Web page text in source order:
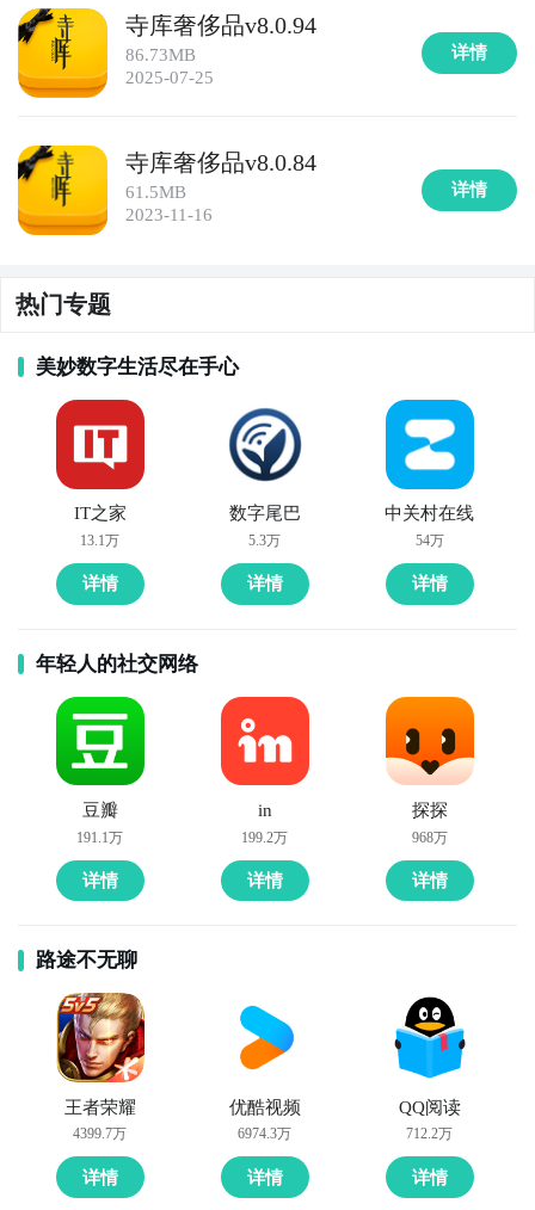
供各类商品的在线购物服务。用户可以在淘宝上找到从
普通日用品到奢侈品的丰富商品选择，还能通过淘宝特
卖等活动获取到更多优惠。
9. 《苏宁易购》：苏宁易购是中国领先的线上线下一体
化零售平台，提供各类商品的购物服务。用户可以在苏
宁易购上购买到从家电、数码产品到服装、家居用品的
各类商品，还能享受到苏宁会员的专属优惠和服务。
10. 《亚马逊》：亚马逊是全球最大的电商平台之一，
提供各类商品的在线购物服务。用户可以在亚马逊上购
买到从图书、电子产品到家居用品、奢侈品的丰富商
务。
寺库奢侈品v8.0.94
86.73MB
2025-07-25
详情
寺库奢侈品v8.0.84
61.5MB
2023-11-16
详情
热门专题
美妙数字生活尽在手心
IT之家
13.1万
详情
数字尾巴
5.3万
详情
中关村在线
54万
详情
年轻人的社交网络
豆瓣
191.1万
详情
in
199.2万
详情
探探
968万
详情
路途不无聊
王者荣耀
4399.7万
详情
优酷视频
6974.3万
详情
QQ阅读
712.2万
详情